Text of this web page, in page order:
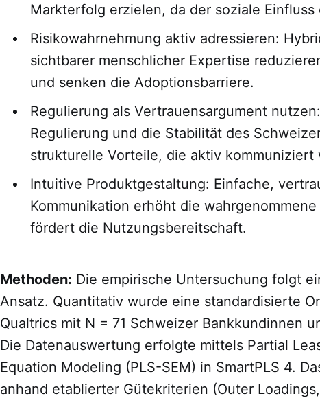
Markterfolg erzielen, da der soziale
Risikowahrnehmung aktiv adressieren:
sichtbarer menschlicher Expertise
und senken die Adoptionsbarriere.
Regulierung als Vertrauensargument
Regulierung und die Stabilität des
strukturelle Vorteile, die aktiv kommuniziert
Intuitive Produktgestaltung: Einfache,
Kommunikation erhöht die
fördert die Nutzungsbereitschaft.
Methoden: Die empirische Untersuchung folgt
Ansatz. Quantitativ wurde eine standardisierte
Qualtrics mit N = 71 Schweizer Bankkundinnen
Die Datenauswertung erfolgte mittels Partial
Equation Modeling (PLS-SEM) in SmartPLS 4.
anhand etablierter Gütekriterien (Outer